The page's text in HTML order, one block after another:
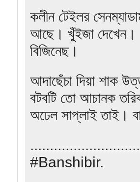
কলীন টেইলর
আছে। খুঁইজা দেখেন।
বিজিনেছ।
আদাছেঁচা দিয়া শাক
বটবটি তো আচানক
অঢেল সাপ্লাই তাই।
#Banshibir.